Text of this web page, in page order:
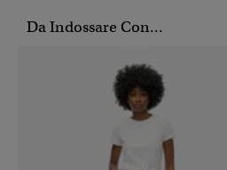
Da Indossare Con...